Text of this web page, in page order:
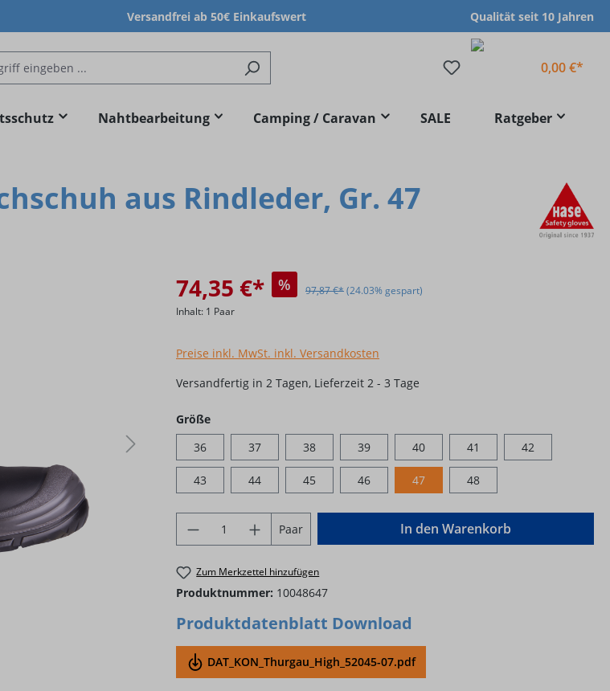
Versandfrei ab 50€ Einkaufswert Qualität seit 10 Jahren
0,00 €*
Nahtbearbeitung Camping / Caravan SALE Ratgeber
aus Rindleder, Gr. 47
74,35 €* % 97,87 €*(24.03% gespart)
Inhalt: 1 Paar
Preise inkl. MwSt. inkl. Versandkosten
Versandfertig in 2 Tagen, Lieferzeit 2 - 3 Tage
Größeauswählen
36
37 38 39 40 41 42
43 44 45 46 47 48
Produkt Anzahl: Gib den gewünschten Wert
Paar In den Warenkorb
Zum Merkzettel hinzufügen
Produktnummer: 10048647
Produktdatenblatt Download
DAT_KON_Thurgau_High_52045-07.pdf